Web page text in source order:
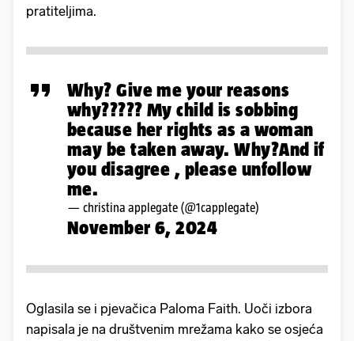
pratiteljima.
Why? Give me your reasons
why????? My child is sobbing
because her rights as a woman
may be taken away. Why?And if
you disagree , please unfollow
me.
— christina applegate (@1capplegate)
November 6, 2024
Oglasila se i pjevačica Paloma Faith. Uoči izbora
napisala je na društvenim mrežama kako se osjeća